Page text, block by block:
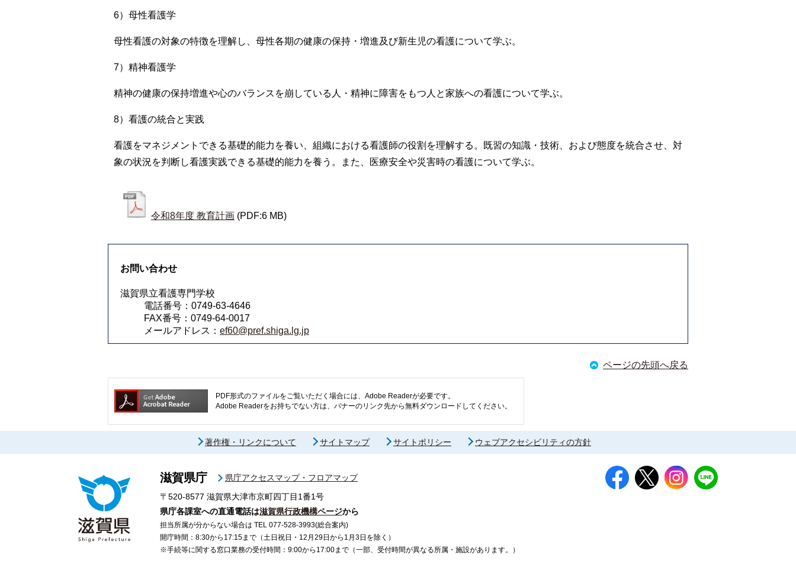
6）母性看護学
母性看護の対象の特徴を理解し、母性各期の健康の保持・増進及び新生児の看護について学ぶ。
7）精神看護学
精神の健康の保持増進や心のバランスを崩している人・精神に障害をもつ人と家族への看護について学ぶ。
8）看護の統合と実践
看護をマネジメントできる基礎的能力を養い、組織における看護師の役割を理解する。既習の知識・技術、および態度を統合させ、対
象の状況を判断し看護実践できる基礎的能力を養う。また、医療安全や災害時の看護について学ぶ。
令和8年度 教育計画 (PDF:6 MB)
お問い合わせ
滋賀県立看護専門学校
電話番号：0749-63-4646
FAX番号：0749-64-0017
メールアドレス： ef60@pref.shiga.lg.jp
ページの先頭へ戻る
PDF形式のファイルをご覧いただく場合には、Adobe Readerが必要です。
Adobe Readerをお持ちでない方は、バナーのリンク先から無料ダウンロードしてください。
著作権・リンクについて サイトマップ サイトポリシー ウェブアクセシビリティの方針
滋賀県庁
県庁アクセスマップ・フロアマップ
〒520-8577 滋賀県大津市京町四丁目1番1号
県庁各課室への直通電話は滋賀県行政機構ページから
担当所属が分からない場合は TEL 077-528-3993(総合案内)
開庁時間：8:30から17:15まで（土日祝日・12月29日から1月3日を除く）
※手続等に関する窓口業務の受付時間：9:00から17:00まで（一部、受付時間が異なる所属・施設があります。）